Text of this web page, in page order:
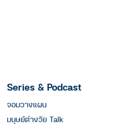
Series & Podcast
จอมวางแผน
มนุษย์ต่างวัย Talk